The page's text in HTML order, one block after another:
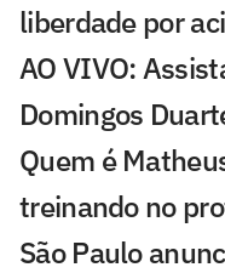
liberdade por
AO VIVO:
Domingos
Quem é
treinando no
São Paulo